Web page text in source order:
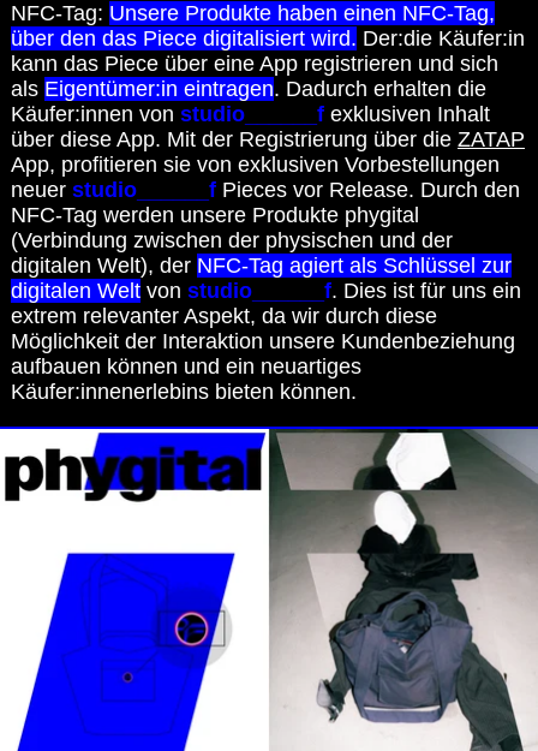
NFC-Tag: Unsere Produkte haben einen NFC-Tag,
über den das Piece digitalisiert wird. Der:die Käufer:in
kann das Piece über eine App registrieren und sich
als Eigentümer:in eintragen. Dadurch erhalten die
Käufer:innen von studio______f exklusiven Inhalt
über diese App. Mit der Registrierung über die ZATAP
App, profitieren sie von exklusiven Vorbestellungen
neuer studio______f Pieces vor Release. Durch den
NFC-Tag werden unsere Produkte phygital
(Verbindung zwischen der physischen und der
digitalen Welt), der NFC-Tag agiert als Schlüssel zur
digitalen Welt von studio______f. Dies ist für uns ein
extrem relevanter Aspekt, da wir durch diese
Möglichkeit der Interaktion unsere Kundenbeziehung
aufbauen können und ein neuartiges
Käufer:innenerlebins bieten können.